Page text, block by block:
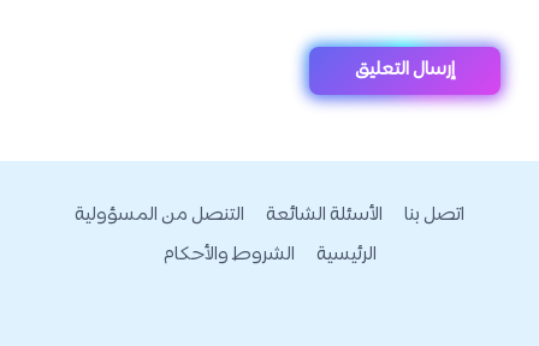
اتصل بنا الأسئلة الشائعة
التنصل من المسؤولية
الرئيسية
الشروط والأحكام